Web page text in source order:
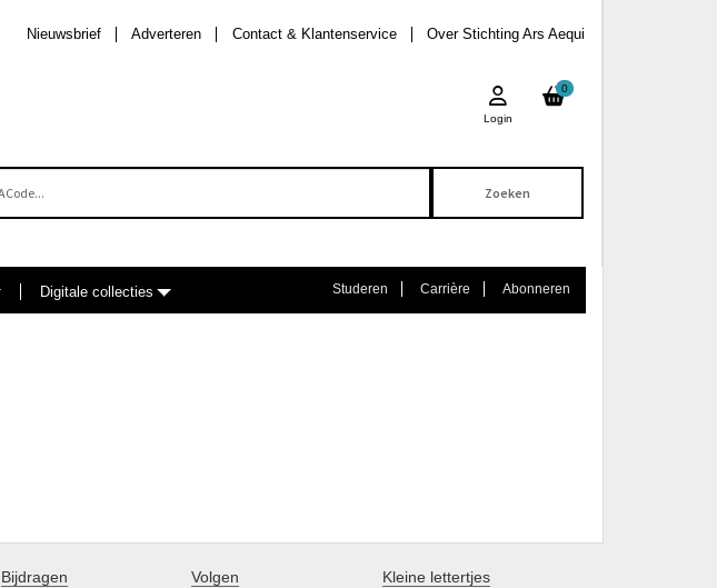
Over Stichting Ars Aequi
Contact & Klantenservice
Adverteren
Nieuwsbrief
0
Login
Digitale collecties Studeren Carrière Abonneren
Bijdragen Volgen Kleine lettertjes